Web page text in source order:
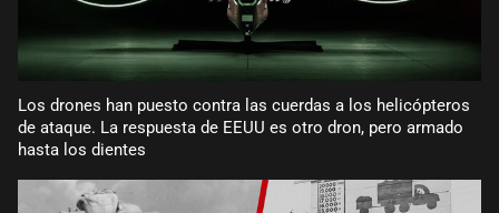
Los drones han puesto contra las cuerdas a los helicópteros
de ataque. La respuesta de EEUU es otro dron, pero armado
hasta los dientes